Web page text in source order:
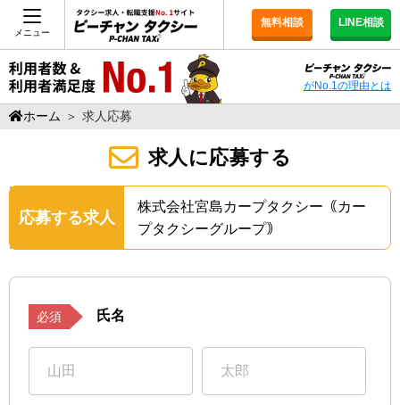
メニュー
無料相談 LINE相談
がNo.1の理由とは
ホーム ＞ 求人応募
求人に応募する
応募する求人
株式会社宮島カープタクシー｟カー
プタクシーグループ｠
必須 氏名